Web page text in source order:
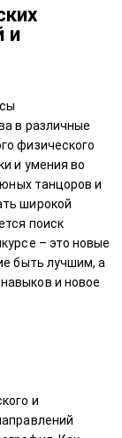
и
в различные
физического
и умения во
танцоров и
широкой
поиск
– это новые
быть лучшим, а
и новое
и